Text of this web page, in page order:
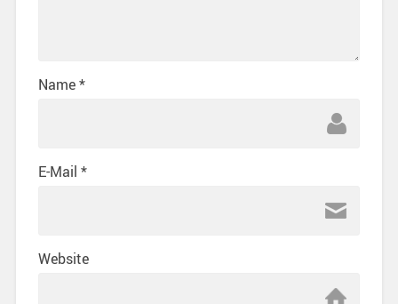
Name*
E-Mail *
Website